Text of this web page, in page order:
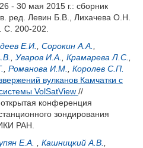
- 30 мая 2015 г.: сборник
ред. Левин Б.В.
Лихачева О.Н.
С. 200-202.
Е.И. Сорокин А.А.
Уваров И.А. Крамарева Л.С.
Романова И.М.
Королев С.П.
вулканов Камчатки с
VolSatView //
конференция
зондирования
РАН.
Е.А. Кашницкий А.В.